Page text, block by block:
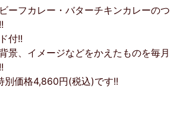
ーフカレー・バターチキンカレーのつ
付!!
景、イメージなどをかえたものを毎月
別価格4,860円(税込)です!!